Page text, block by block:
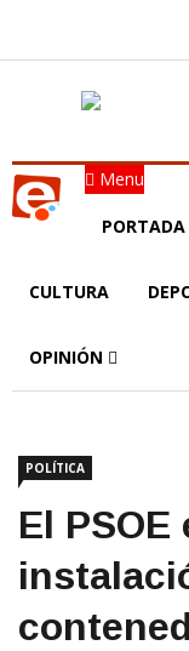
Menu
PORTADA
CULTURA
OPINIÓN
POLÍTICA
El PSOE